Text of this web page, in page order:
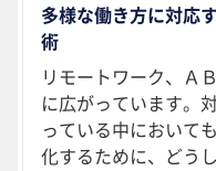
多様な働き方に対応
術
リモートワーク、Ａ
に広がっています。
っている中において
化するために、どう